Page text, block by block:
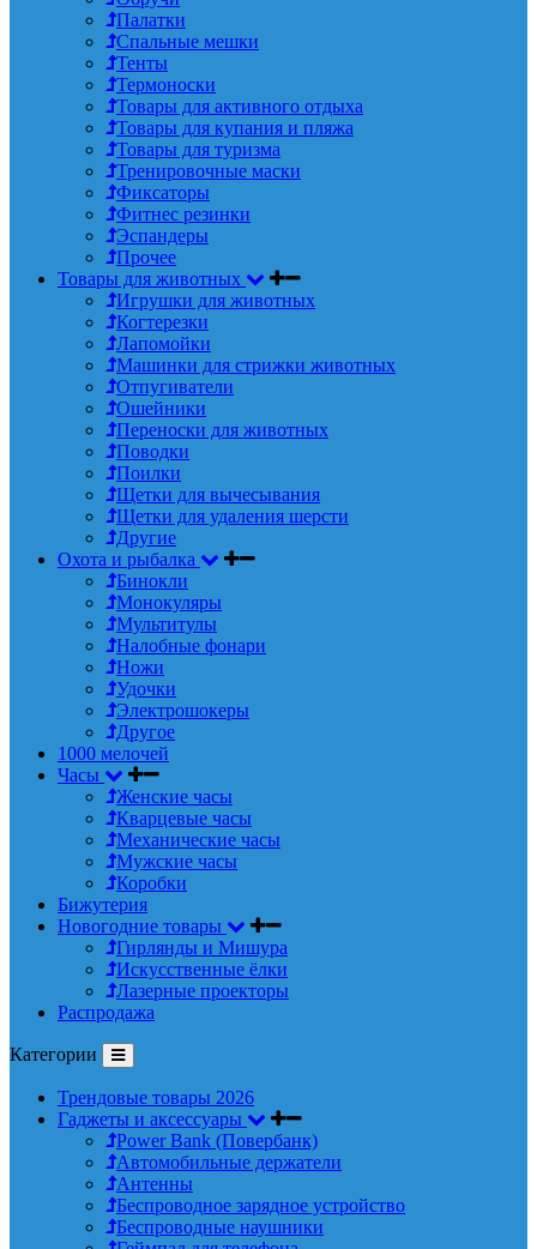
Палатки
Спальные мешки
Тенты
Термоноски
Товары для активного отдыха
Товары для купания и пляжа
Товары для туризма
Тренировочные маски
Фиксаторы
Фитнес резинки
Эспандеры
Прочее
Товары для животных
Игрушки для животных
Когтерезки
Лапомойки
Машинки для стрижки животных
Отпугиватели
Ошейники
Переноски для животных
Поводки
Поилки
Щетки для вычесывания
Щетки для удаления шерсти
Другие
Охота и рыбалка
Бинокли
Монокуляры
Мультитулы
Налобные фонари
Ножи
Удочки
Электрошокеры
Другое
1000 мелочей
Часы
Женские часы
Кварцевые часы
Механические часы
Мужские часы
Коробки
Бижутерия
Новогодние товары
Гирлянды и Мишура
Искусственные ёлки
Лазерные проекторы
Распродажа
Категории
Трендовые товары 2026
Гаджеты и аксессуары
Power Bank (Повербанк)
Автомобильные держатели
Антенны
Беспроводное зарядное устройство
Беспроводные наушники